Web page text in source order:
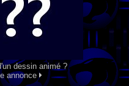
dessin animé ?
annonce